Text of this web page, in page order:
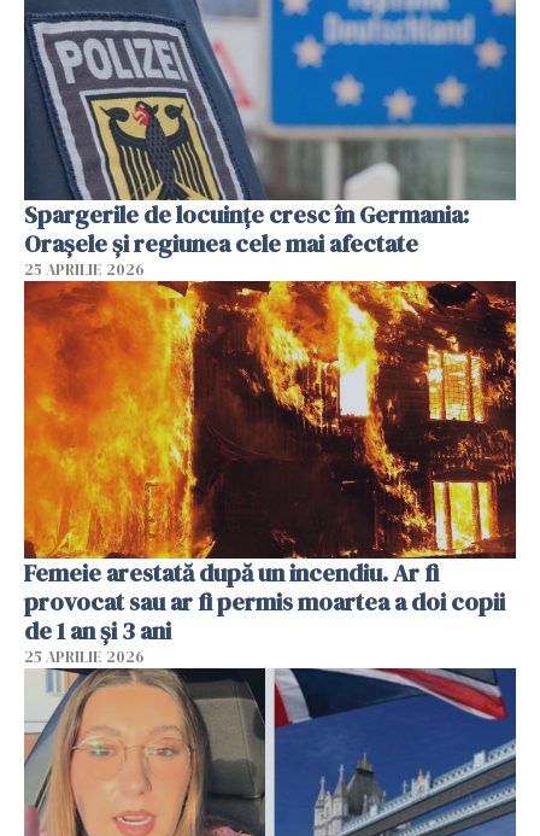
Spargerile de locuințe cresc în Germania:
Orașele și regiunea cele mai afectate
25 APRILIE 2026
Femeie arestată după un incendiu. Ar fi
provocat sau ar fi permis moartea a doi copii
de 1 an și 3 ani
25 APRILIE 2026